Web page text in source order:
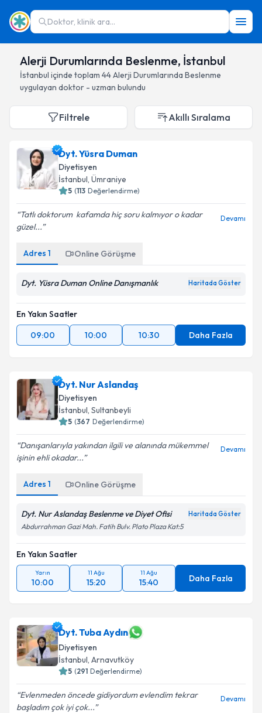
Doktor, klinik ara...
Alerji Durumlarında Beslenme, İstanbul
İstanbul içinde toplam 44Alerji Durumlarında Beslenme
uygulayan doktor - uzman bulundu
Filtrele Akıllı Sıralama
Dyt. Yüsra Duman
Diyetisyen
İstanbul, Ümraniye
5 (113 Değerlendirme)
Tatlı doktorum ️ kafamda hiç soru kalmıyor o kadar
güzel...
Devamı
Adres 1 Online Görüşme
Dyt. Yüsra Duman Online Danışmanlık Haritada Göster
En Yakın Saatler
09:00
10:00 10:30 Daha Fazla
Dyt. Nur Aslandaş
Diyetisyen
İstanbul, Sultanbeyli
5 (367 Değerlendirme)
Danışanlarıyla yakından ilgili ve alanında mükemmel
işinin ehli okadar...
Devamı
Adres 1 Online Görüşme
Dyt. Nur Aslandaş Beslenme ve Diyet Ofisi Haritada Göster
Abdurrahman Gazi Mah. Fatih Bulv. Plato Plaza Kat:5
En Yakın Saatler
Yarın
10:00
11 Ağu
15:20
11 Ağu
15:40 Daha Fazla
Dyt. Tuba Aydın
Diyetisyen
İstanbul, Arnavutköy
5 (291 Değerlendirme)
Evlenmeden öncede gidiyordum evlendim tekrar
başladım çok iyi çok...
Devamı